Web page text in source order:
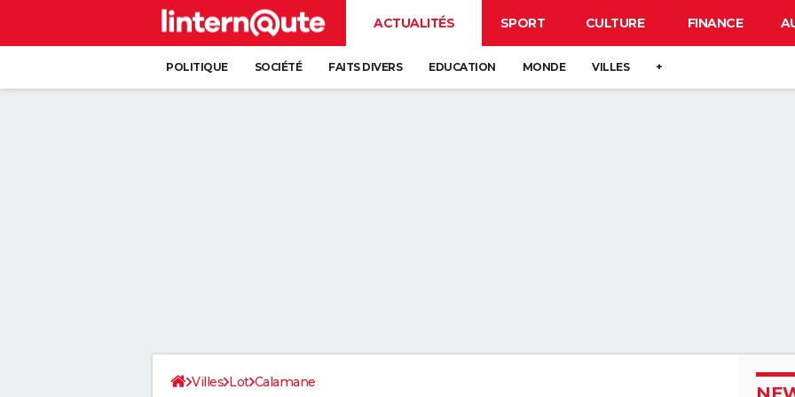
ACTUALITÉS SPORT CULTURE FINANCE
POLITIQUE SOCIÉTÉ FAITS DIVERS EDUCATION MONDE VILLES +
Villes Lot Calamane